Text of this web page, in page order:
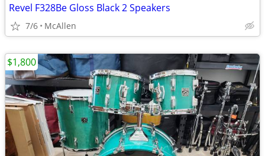
Revel F328Be Gloss Black 2 Speakers
7/6 McAllen
$1,800